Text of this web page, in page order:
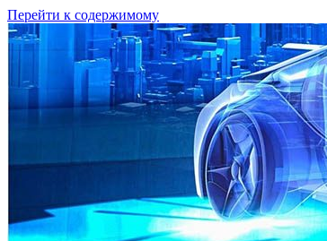
Перейти к содержимому